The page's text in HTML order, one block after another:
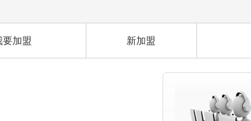
要加盟 新加盟